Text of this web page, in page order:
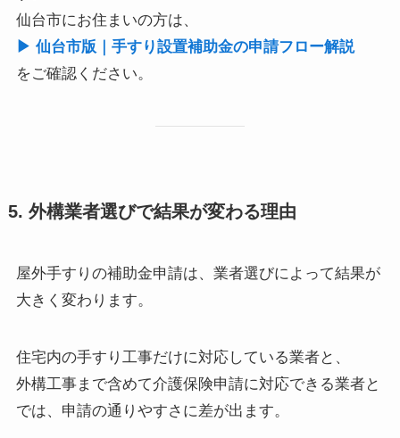
仙台市にお住まいの方は、
▶︎ 仙台市版｜手すり設置補助金の申請フロー解説
をご確認ください。
5. 外構業者選びで結果が変わる理由
屋外手すりの補助金申請は、業者選びによって結果が
大きく変わります。
住宅内の手すり工事だけに対応している業者と、
外構工事まで含めて介護保険申請に対応できる業者と
では、申請の通りやすさに差が出ます。